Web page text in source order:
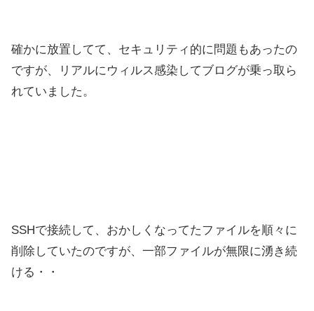
確かに放置してて、セキュリティ的に問題もあったの
ですが、リアルにウィルス感染してブログが乗っ取ら
れていました。
SSHで接続して、おかしくなってたファイルを順々に
削除していたのですが、一部ファイルが無限に湧き続
ける・・